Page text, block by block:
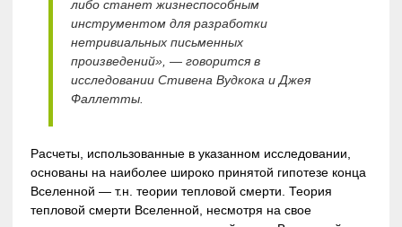
либо станет жизнеспособным
инструментом для разработки
нетривиальных письменных
произведений», — говорится в
исследовании Стивена Вудкока и Джея
Фаллетты.
Расчеты, использованные в указанном исследовании,
основаны на наиболее широко принятой гипотезе конца
Вселенной — т.н. теории тепловой смерти. Теория
тепловой смерти Вселенной, несмотря на свое